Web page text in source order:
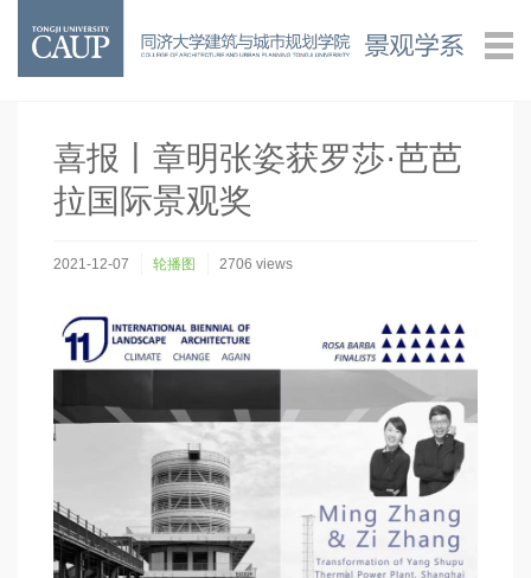
喜报丨章明张姿获罗莎·芭芭
拉国际景观奖
2021-12-07 轮播图 2706 views